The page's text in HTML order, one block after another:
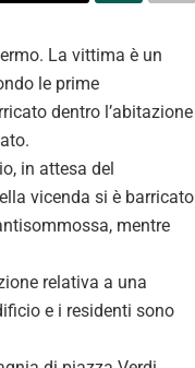
La vittima è un
le prime
dentro l’abitazione
in attesa del
vicenda si è barricato
mentre
relativa a una
e i residenti sono